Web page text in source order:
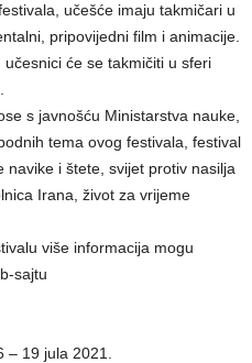
učešće imaju takmičari u
pripovijedni film i animacije.
će se takmičiti u sferi
s javnošću Ministarstva nauke,
tema ovog festivala, festival
i štete, svijet protiv nasilja
Irana, život za vrijeme
više informacija mogu
sajtu
19 jula 2021.